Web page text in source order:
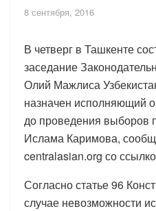
8 сентября, 2016
В четверг в Ташкенте
заседание
Олий Мажлиса
назначен исполняющий
до проведения выборов
Ислама Каримова,
centralasian.org со
Согласно статье 96
случае невозможности